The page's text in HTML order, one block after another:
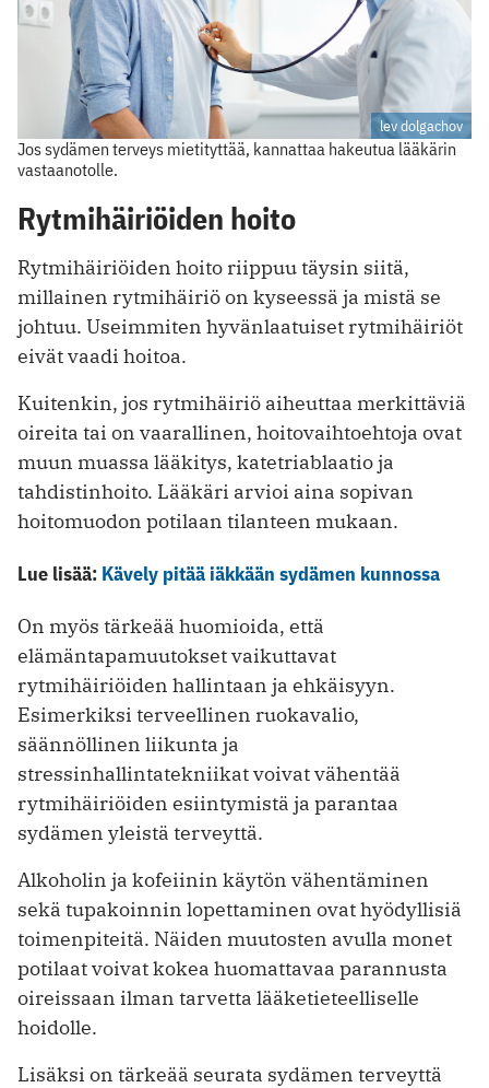
lev dolgachov
Jos sydämen terveys mietityttää, kannattaa hakeutua lääkärin
vastaanotolle.
Rytmihäiriöiden hoito
Rytmihäiriöiden hoito riippuu täysin siitä,
millainen rytmihäiriö on kyseessä ja mistä se
johtuu. Useimmiten hyvänlaatuiset rytmihäiriöt
eivät vaadi hoitoa.
Kuitenkin, jos rytmihäiriö aiheuttaa merkittäviä
oireita tai on vaarallinen, hoitovaihtoehtoja ovat
muun muassa lääkitys, katetriablaatio ja
tahdistinhoito. Lääkäri arvioi aina sopivan
hoitomuodon potilaan tilanteen mukaan.
Lue lisää: Kävely pitää iäkkään sydämen kunnossa
On myös tärkeää huomioida, että
elämäntapamuutokset vaikuttavat
rytmihäiriöiden hallintaan ja ehkäisyyn.
Esimerkiksi terveellinen ruokavalio,
säännöllinen liikunta ja
stressinhallintatekniikat voivat vähentää
rytmihäiriöiden esiintymistä ja parantaa
sydämen yleistä terveyttä.
Alkoholin ja kofeiinin käytön vähentäminen
sekä tupakoinnin lopettaminen ovat hyödyllisiä
toimenpiteitä. Näiden muutosten avulla monet
potilaat voivat kokea huomattavaa parannusta
oireissaan ilman tarvetta lääketieteelliselle
hoidolle.
Lisäksi on tärkeää seurata sydämen terveyttä